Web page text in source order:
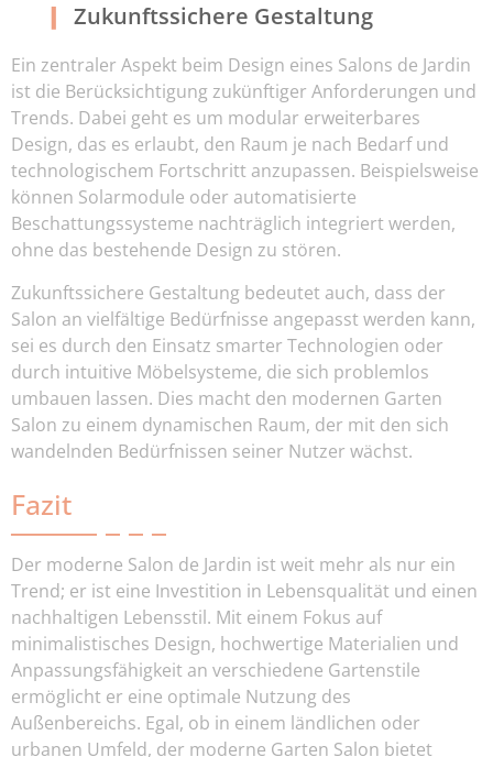
Zukunftssichere Gestaltung
Ein zentraler Aspekt beim Design eines Salons de Jardin
ist die Berücksichtigung zukünftiger Anforderungen und
Trends. Dabei geht es um modular erweiterbares
Design, das es erlaubt, den Raum je nach Bedarf und
technologischem Fortschritt anzupassen. Beispielsweise
können Solarmodule oder automatisierte
Beschattungssysteme nachträglich integriert werden,
ohne das bestehende Design zu stören.
Zukunftssichere Gestaltung bedeutet auch, dass der
Salon an vielfältige Bedürfnisse angepasst werden kann,
sei es durch den Einsatz smarter Technologien oder
durch intuitive Möbelsysteme, die sich problemlos
umbauen lassen. Dies macht den modernen Garten
Salon zu einem dynamischen Raum, der mit den sich
wandelnden Bedürfnissen seiner Nutzer wächst.
Fazit
Der moderne Salon de Jardin ist weit mehr als nur ein
Trend; er ist eine Investition in Lebensqualität und einen
nachhaltigen Lebensstil. Mit einem Fokus auf
minimalistisches Design, hochwertige Materialien und
Anpassungsfähigkeit an verschiedene Gartenstile
ermöglicht er eine optimale Nutzung des
Außenbereichs. Egal, ob in einem ländlichen oder
urbanen Umfeld, der moderne Garten Salon bietet